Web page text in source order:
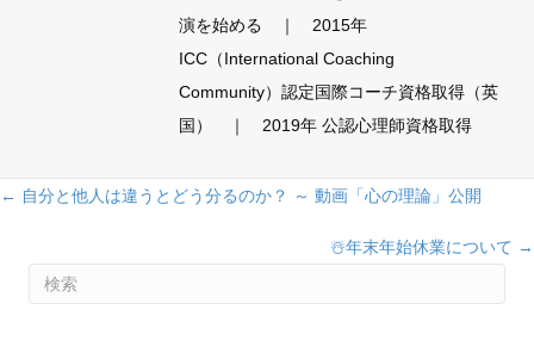
演を始める ｜ 2015年
ICC（International Coaching
Community）認定国際コーチ資格取得（英
国） ｜ 2019年 公認心理師資格取得
Posts
← 自分と他人は違うとどう分るのか？ ～ 動画「心の理論」公開
☃️年末年始休業について →